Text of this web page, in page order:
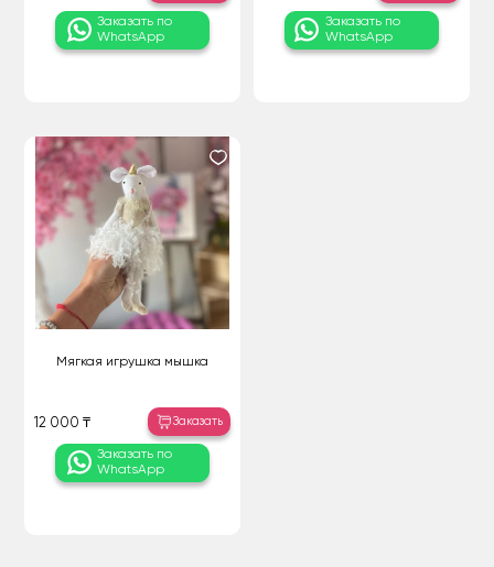
Заказать по
WhatsApp
Заказать по
WhatsApp
Мягкая игрушка мышка
12 000 ₸ Заказать
Заказать по
WhatsApp